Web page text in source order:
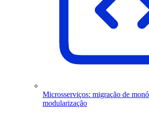
Microsserviços: migração de
modularização